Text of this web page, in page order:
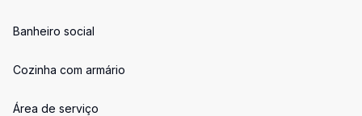
Banheiro social
Cozinha com armário
Área de serviço